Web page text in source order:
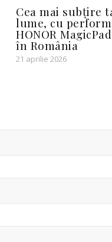
Cea mai subțire
lume, cu
HONOR
în România
21 aprilie 2026